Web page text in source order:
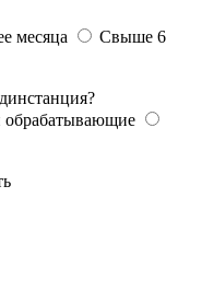
месяца
Свыше 6
обрабатывающие